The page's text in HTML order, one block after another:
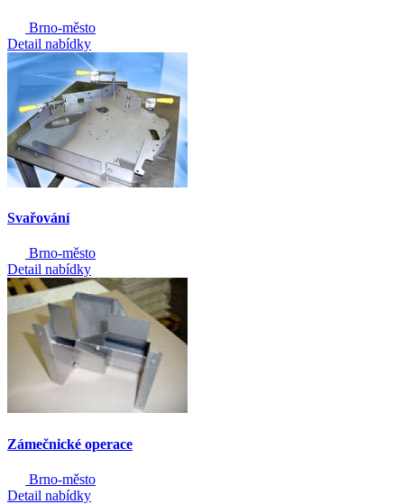
Brno-město
Detail nabídky
Svařování
Brno-město
Detail nabídky
Zámečnické operace
Brno-město
Detail nabídky